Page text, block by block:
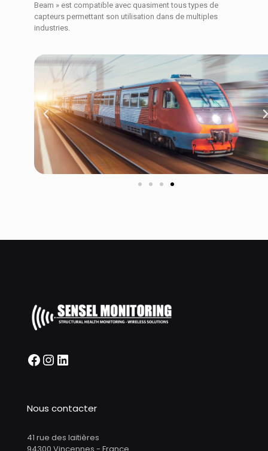
Beam » est compatible avec quasiment tous types de
capteurs permettant son utilisation dans de multiples
industries.
Nous contacter
41 rue des laitières
94300 Vincennes - France